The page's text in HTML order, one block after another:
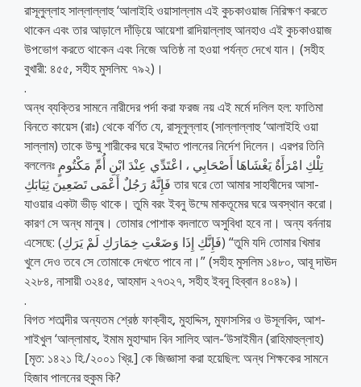
রাসূলুল্লাহ সাল্লাল্লাহু ‘আলাইহি ওয়াসাল্লাম এই কুচকাওয়াজ নিরিক্ষণ করতে
থাকেন এবং তার আড়ালে দাঁড়িয়ে আয়েশা রাদিয়াল্লাহু আনহাও এই কুচকাওয়াজ
উপভোগ করতে থাকেন এবং নিজে অতিষ্ঠ না হওয়া পর্যন্ত দেখে যান। (সহীহ
বুখারী: ৪৫৫, সহীহ মুসলিম: ৭৯২)।
.
অন্ধ ব্যক্তির সামনে নারীদের পর্দা করা ফরজ নয় এই মর্মে দলিল হল: ফাতিমা
বিনতে কায়েস (রাঃ) থেকে বর্ণিত যে, রাসূলুল্লাহ (সাল্লাল্লাহু ‘আলাইহি ওয়া
সাল্লাম) তাকে উম্মু শারীকের ঘরে ইদ্দাত পালনের নির্দেশ দিলেন। এরপর তিনি
বললেনঃ تِلْكِ امْرَأَةٌ يَغْشَاهَا أَصْحَابِي ، اعْتَدِّي عِنْدَ ابْنِ أُمِّ مَكْتُومٍ
فَإِنَّهُ رَجُلٌ أَعْمَى تَضَعِينَ ثِيَابَكِ তার ঘরে তো আমার সাহাবীদের আসা-
যাওয়ার একটা ভীড় থাকে। তুমি বরং ইবনু উম্মে মাকতূমের ঘরে অবস্থান করো।
কারণ সে অন্ধ মানুষ। তোমার পোশাক বদলাতে অসুবিধা হবে না। অন্য বর্ননায়
এসেছে: (فَإِنَّكِ إِذَا وَضَعْتِ خِمَارَكِ لَمْ يَرَكِ) “তুমি যদি তোমার খিমার
খুলে দেও তবে সে তোমাকে দেখতে পাবে না।” (সহীহ মুসলিম ১৪৮০, আবূ দাঊদ
২২৮৪, নাসায়ী ৩২৪৫, আহমাদ ২৭৩২৭, সহীহ ইবনু হিব্বান ৪০৪৯)।
.
বিগত শতাব্দীর অন্যতম শ্রেষ্ঠ ফাক্বীহ, মুহাদ্দিস, মুফাসসির ও উসূলবিদ, আশ-
শাইখুল ‘আল্লামাহ, ইমাম মুহাম্মাদ বিন সালিহ আল-‘উসাইমীন (রাহিমাহুল্লাহ)
[মৃত: ১৪২১ হি./২০০১ খ্রি.] কে জিজ্ঞাসা করা হয়েছিল: অন্ধ শিক্ষকের সামনে
হিজাব পালনের হুকুম কি?